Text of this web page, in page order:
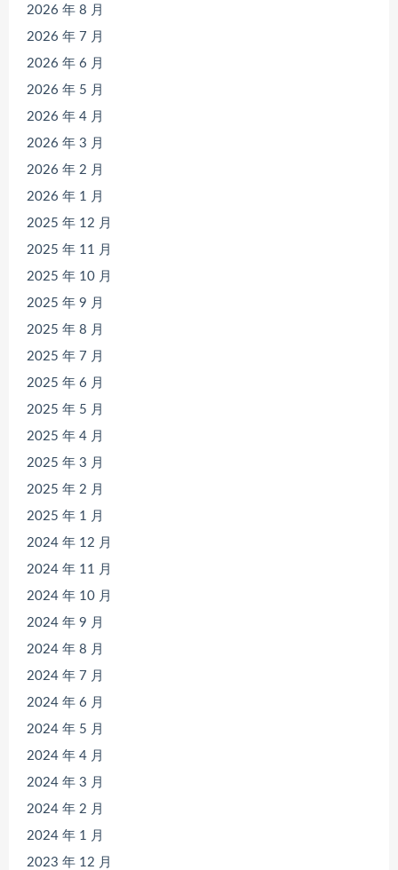
2026 年 8 月
2026 年 7 月
2026 年 6 月
2026 年 5 月
2026 年 4 月
2026 年 3 月
2026 年 2 月
2026 年 1 月
2025 年 12 月
2025 年 11 月
2025 年 10 月
2025 年 9 月
2025 年 8 月
2025 年 7 月
2025 年 6 月
2025 年 5 月
2025 年 4 月
2025 年 3 月
2025 年 2 月
2025 年 1 月
2024 年 12 月
2024 年 11 月
2024 年 10 月
2024 年 9 月
2024 年 8 月
2024 年 7 月
2024 年 6 月
2024 年 5 月
2024 年 4 月
2024 年 3 月
2024 年 2 月
2024 年 1 月
2023 年 12 月